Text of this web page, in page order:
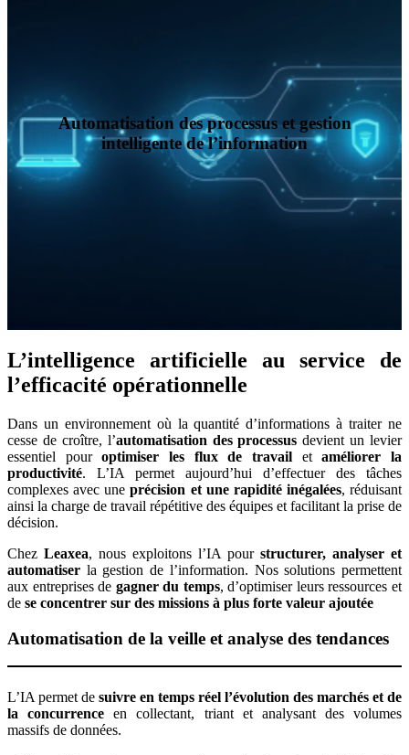
Automatisation des processus et gestion
intelligente de l’information
L’intelligence artificielle au service de
l’efficacité opérationnelle
Dans un environnement où la quantité d’informations à traiter ne
cesse de croître, l’automatisation des processus devient un levier
essentiel pouroptimiser les flux de travail etaméliorer la
productivité. L’IA permet aujourd’hui d’effectuer des tâches
complexes avec uneprécision et une rapidité inégalées, réduisant
ainsi la charge de travail répétitive des équipes et facilitant la prise de
décision.
Chez Leaxea, nous exploitons l’IA pour structurer, analyser et
automatiser la gestion de l’information. Nos solutions permettent
aux entreprises de gagner du temps, d’optimiser leurs ressources et
de se concentrer sur des missions à plus forte valeur ajoutée
Automatisation de la veille et analyse des tendances
L’IA permet de suivre en temps réel l’évolution des marchés et de
la concurrence en collectant, triant et analysant des volumes
massifs de données.